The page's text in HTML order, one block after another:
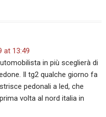
at 13:49
in più sceglierà di
Il tg2 qualche giorno fa
pedonali a led, che
volta al nord italia in